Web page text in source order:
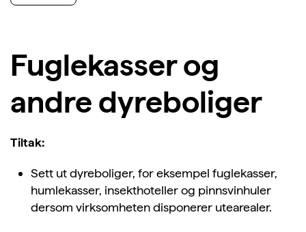
Fuglekasser og
andre dyreboliger
Tiltak:
Sett ut dyreboliger, for eksempel fuglekasser,
humlekasser, insekthoteller og pinnsvinhuler
dersom virksomheten disponerer utearealer.